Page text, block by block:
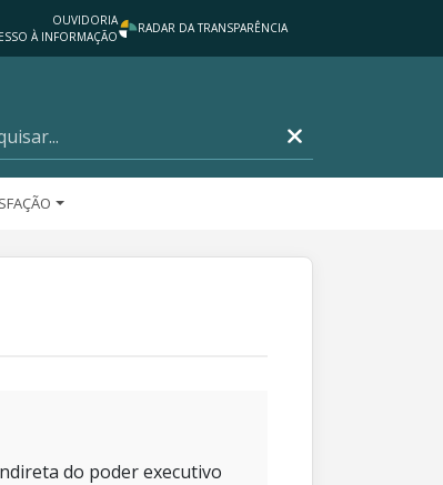
OUVIDORIA
À INFORMAÇÃO
RADAR DA TRANSPARÊNCIA
do poder executivo